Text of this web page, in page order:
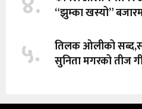
“झुम्का खस्यो”
५.
तिलक ओलीको
सुनिता मगरको तीज